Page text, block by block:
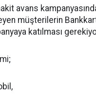
avans
müşterilerin
katılması